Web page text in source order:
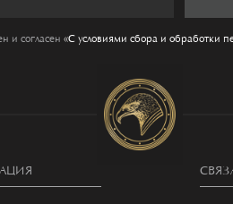
и согласен «C условиями сбора и обработки